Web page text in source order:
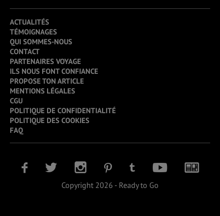
ACTUALITÉS
TÉMOIGNAGES
QUI SOMMES-NOUS
CONTACT
PARTENAIRES VOYAGE
ILS NOUS FONT CONFIANCE
PROPOSE TON ARTICLE
MENTIONS LÉGALES
CGU
POLITIQUE DE CONFIDENTIALITÉ
POLITIQUE DES COOKIES
FAQ
Copyright 2026 - Ready to Go